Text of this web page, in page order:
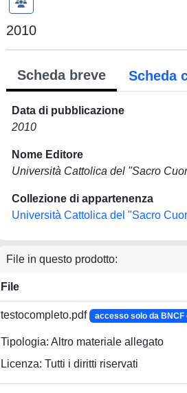
2010
Scheda breve Scheda
Data di pubblicazione
2010
Nome Editore
Università Cattolica del "Sacro
Collezione di appartenenza
Università Cattolica del "Sacro
File in questo prodotto:
File
testocompleto.pdf accesso solo da BNCF
Tipologia: Altro materiale allegato
Licenza: Tutti i diritti riservati